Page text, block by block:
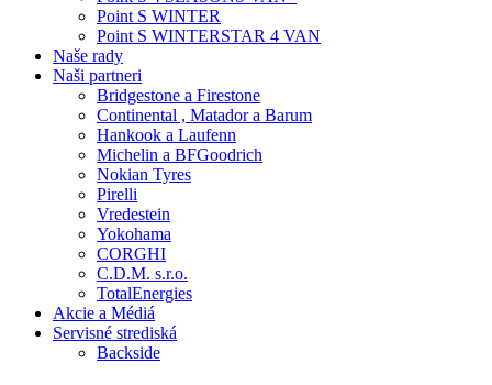
Point S WINTER
Point S WINTERSTAR 4 VAN
Naše rady
Naši partneri
Bridgestone a Firestone
Continental , Matador a Barum
Hankook a Laufenn
Michelin a BFGoodrich
Nokian Tyres
Pirelli
Vredestein
Yokohama
CORGHI
C.D.M. s.r.o.
TotalEnergies
Akcie a Médiá
Servisné strediská
Backside